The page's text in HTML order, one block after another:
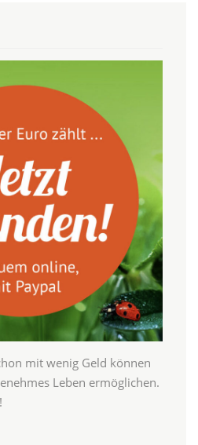
mit wenig Geld können
Leben ermöglichen.